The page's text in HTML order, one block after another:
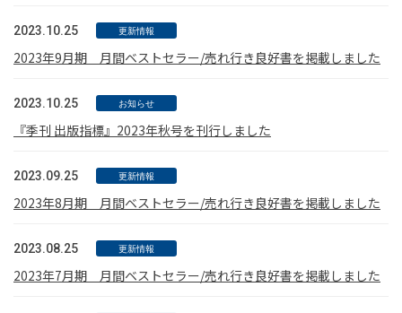
2023.10.25 更新情報
2023年9月期 月間ベストセラー/売れ行き良好書を掲載しました
2023.10.25 お知らせ
『季刊 出版指標』2023年秋号を刊行しました
2023.09.25 更新情報
2023年8月期 月間ベストセラー/売れ行き良好書を掲載しました
2023.08.25 更新情報
2023年7月期 月間ベストセラー/売れ行き良好書を掲載しました